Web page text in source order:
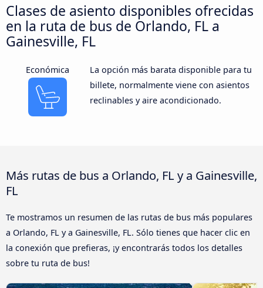
Clases de asiento disponibles ofrecidas
en la ruta de bus de Orlando, FL a
Gainesville, FL
Económica
La opción más barata disponible para tu
billete, normalmente viene con asientos
reclinables y aire acondicionado.
Más rutas de bus a Orlando, FL y a Gainesville,
FL
Te mostramos un resumen de las rutas de bus más populares
a Orlando, FL y a Gainesville, FL. Sólo tienes que hacer clic en
la conexión que prefieras, ¡y encontrarás todos los detalles
sobre tu ruta de bus!